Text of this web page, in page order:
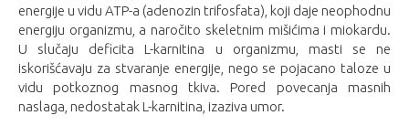
energije u vidu ATP-a (adenozin trifosfata), koji daje neophodnu
energiju organizmu, a naročito skeletnim mišićima i miokardu.
U slučaju deficita L-karnitina u organizmu, masti se ne
iskorišćavaju za stvaranje energije, nego se pojacano taloze u
vidu potkoznog masnog tkiva. Pored povecanja masnih
naslaga, nedostatak L-karnitina, izaziva umor.